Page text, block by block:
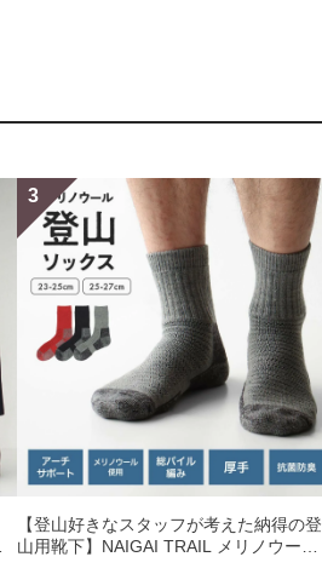
【登山好きなスタッフが考えた納得の登
山用靴下】NAIGAI TRAIL メリノウール